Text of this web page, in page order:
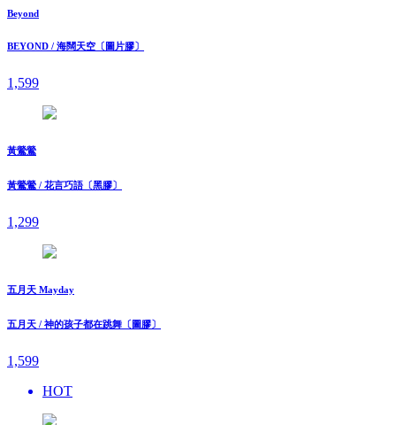
Beyond
BEYOND / 海闊天空〔圖片膠〕
1,599
黃鶯鶯
黃鶯鶯 / 花言巧語〔黑膠〕
1,299
五月天 Mayday
五月天 / 神的孩子都在跳舞〔圖膠〕
1,599
HOT